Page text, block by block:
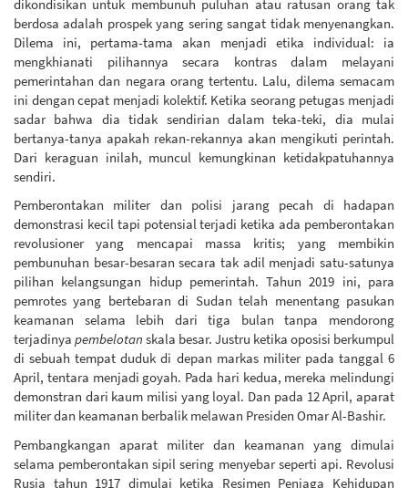
dikondisikan untuk membunuh puluhan atau ratusan orang tak
berdosa adalah prospek yang sering sangat tidak menyenangkan.
Dilema ini, pertama-tama akan menjadi etika individual: ia
mengkhianati pilihannya secara kontras dalam melayani
pemerintahan dan negara orang tertentu. Lalu, dilema semacam
ini dengan cepat menjadi kolektif. Ketika seorang petugas menjadi
sadar bahwa dia tidak sendirian dalam teka-teki, dia mulai
bertanya-tanya apakah rekan-rekannya akan mengikuti perintah.
Dari keraguan inilah, muncul kemungkinan ketidakpatuhannya
sendiri.
Pemberontakan militer dan polisi jarang pecah di hadapan
demonstrasi kecil tapi potensial terjadi ketika ada pemberontakan
revolusioner yang mencapai massa kritis; yang membikin
pembunuhan besar-besaran secara tak adil menjadi satu-satunya
pilihan kelangsungan hidup pemerintah. Tahun 2019 ini, para
pemrotes yang bertebaran di Sudan telah menentang pasukan
keamanan selama lebih dari tiga bulan tanpa mendorong
terjadinya pembelotan skala besar. Justru ketika oposisi berkumpul
di sebuah tempat duduk di depan markas militer pada tanggal 6
April, tentara menjadi goyah. Pada hari kedua, mereka melindungi
demonstran dari kaum milisi yang loyal. Dan pada 12 April, aparat
militer dan keamanan berbalik melawan Presiden Omar Al-Bashir.
Pembangkangan aparat militer dan keamanan yang dimulai
selama pemberontakan sipil sering menyebar seperti api. Revolusi
Rusia tahun 1917 dimulai ketika Resimen Penjaga Kehidupan